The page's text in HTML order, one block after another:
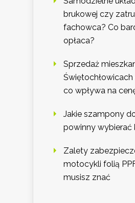
brukowej czy
fachowca? Co
opłaca?
Sprzedaż
Świętochłowicach
co wpływa na
Jakie szampony
powinny wybierać
Zalety
motocykli folią
musisz znać